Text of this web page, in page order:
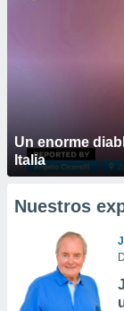
Un enorme
Italia
Nuestros